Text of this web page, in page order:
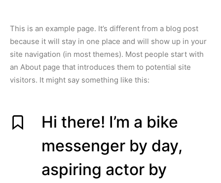
This is an example page. It’s different from a blog post
because it will stay in one place and will show up in your
site navigation (in most themes). Most people start with
an About page that introduces them to potential site
visitors. It might say something like this:
Hi there! I’m a bike
messenger by day,
aspiring actor by